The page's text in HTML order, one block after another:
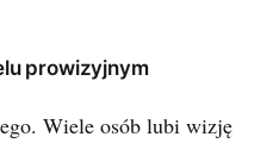
prowizyjnym
Wiele osób lubi wizję